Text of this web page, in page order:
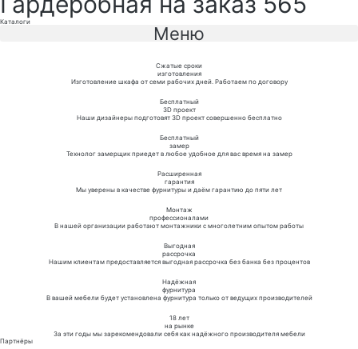
Каталоги
Меню
Сжатые сроки
изготовления
Изготовление шкафа от семи рабочих дней. Работаем по договору
Бесплатный
3D проект
Наши дизайнеры подготовят 3D проект совершенно бесплатно
Бесплатный
замер
Технолог замерщик приедет в любое удобное для вас время на замер
Расширенная
гарантия
Мы уверены в качестве фурнитуры и даём гарантию до пяти лет
Монтаж
профессионалами
В нашей организации работают монтажники с многолетним опытом работы
Выгодная
рассрочка
Нашим клиентам предоставляется выгодная рассрочка без банка без процентов
Надёжная
фурнитура
В вашей мебели будет установлена фурнитура только от ведущих производителей
18 лет
на рынке
За эти годы мы зарекомендовали себя как надёжного производителя мебели
Партнёры